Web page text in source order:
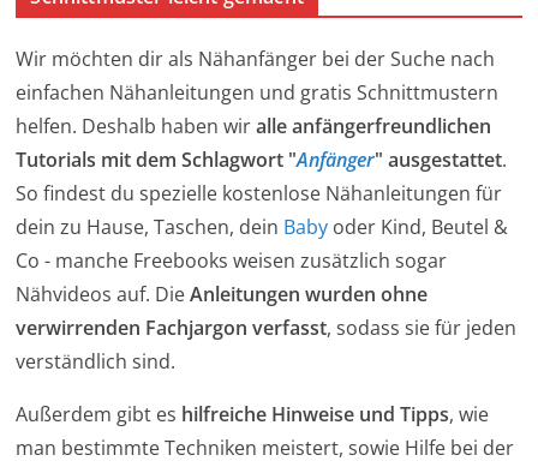
Wir möchten dir als Nähanfänger bei der Suche nach
einfachen Nähanleitungen und gratis Schnittmustern
helfen. Deshalb haben wiralle anfängerfreundlichen
Tutorials mit dem Schlagwort "Anfänger" ausgestattet.
So findest du spezielle kostenlose Nähanleitungen für
dein zu Hause, Taschen, dein Baby oder Kind, Beutel &
Co - manche Freebooks weisen zusätzlich sogar
Nähvideos auf. DieAnleitungen wurden ohne
verwirrenden Fachjargon verfasst, sodass sie für jeden
verständlich sind.
Außerdem gibt es hilfreiche Hinweise und Tipps, wie
man bestimmte Techniken meistert, sowie Hilfe bei der